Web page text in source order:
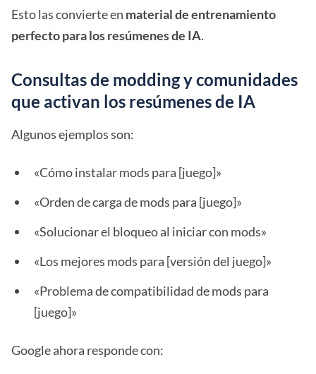
Esto las convierte en material de entrenamiento
perfecto para los resúmenes de IA.
Consultas de modding y comunidades
que activan los resúmenes de IA
Algunos ejemplos son:
«Cómo instalar mods para [juego]»
«Orden de carga de mods para [juego]»
«Solucionar el bloqueo al iniciar con mods»
«Los mejores mods para [versión del juego]»
«Problema de compatibilidad de mods para
[juego]»
Google ahora responde con: